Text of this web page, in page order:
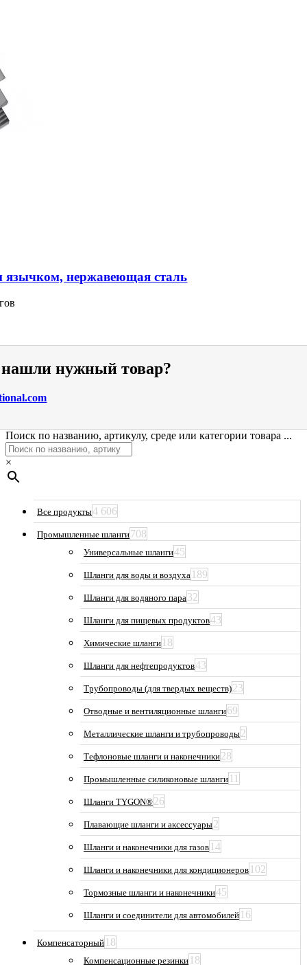
язычком, нержавеющая сталь
нужный товар?
Поиск по названию, артикулу, среде или категории товара ...
×
Все продукты4 606
Промышленные шланги708
Универсальные шланги45
Шланги для воды и воздуха 189
Шланги для водяного пара32
Шланги для пищевых продуктов43
Химические шланги 18
Шланги для нефтепродуктов43
Трубопроводы (для твердых веществ)23
Отводные и вентиляционные шланги69
Металлические шланги и трубопроводы2
Тефлоновые шланги и наконечники28
Промышленные силиконовые шланги 11
Шланги TYGON®26
Плавающие шланги и аксессуары2
Шланги и наконечники для газов 14
Шланги и наконечники для кондиционеров 102
Тормозные шланги и наконечники45
Шланги и соединители для автомобилей 16
Компенсаторный 18
Компенсационные резинки 18